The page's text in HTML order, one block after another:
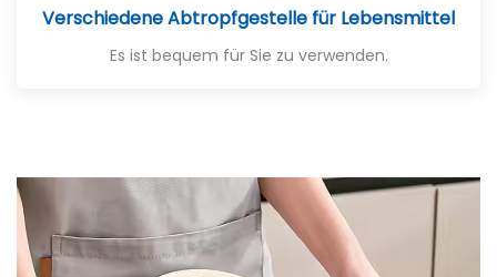
Verschiedene Abtropfgestelle für Lebensmittel
Es ist bequem für Sie zu verwenden.